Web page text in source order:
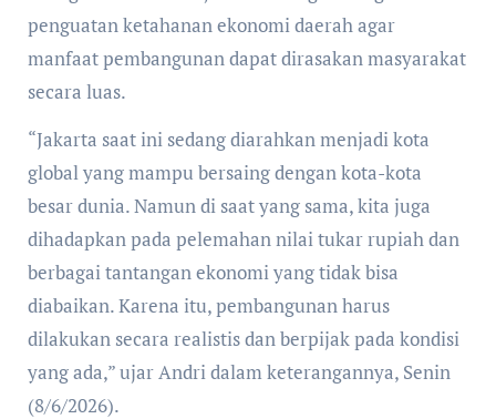
penguatan ketahanan ekonomi daerah agar
manfaat pembangunan dapat dirasakan masyarakat
secara luas.
“Jakarta saat ini sedang diarahkan menjadi kota
global yang mampu bersaing dengan kota-kota
besar dunia. Namun di saat yang sama, kita juga
dihadapkan pada pelemahan nilai tukar rupiah dan
berbagai tantangan ekonomi yang tidak bisa
diabaikan. Karena itu, pembangunan harus
dilakukan secara realistis dan berpijak pada kondisi
yang ada,” ujar Andri dalam keterangannya, Senin
(8/6/2026).